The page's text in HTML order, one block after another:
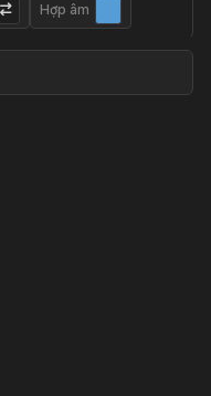
Hợp âm